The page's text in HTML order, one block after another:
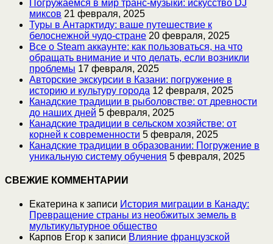
Погружаемся в мир транс-музыки: искусство DJ
миксов 21 февраля, 2025
Туры в Антарктиду: ваше путешествие к
белоснежной чудо-стране 20 февраля, 2025
Все о Steam аккаунте: как пользоваться, на что
обращать внимание и что делать, если возникли
проблемы 17 февраля, 2025
Авторские экскурсии в Казани: погружение в
историю и культуру города 12 февраля, 2025
Канадские традиции в рыболовстве: от древности
до наших дней 5 февраля, 2025
Канадские традиции в сельском хозяйстве: от
корней к современности 5 февраля, 2025
Канадские традиции в образовании: Погружение в
уникальную систему обучения 5 февраля, 2025
СВЕЖИЕ КОММЕНТАРИИ
Екатерина к записи История миграции в Канаду:
Превращение страны из необжитых земель в
мультикультурное общество
Карпов Егор к записи Влияние французской